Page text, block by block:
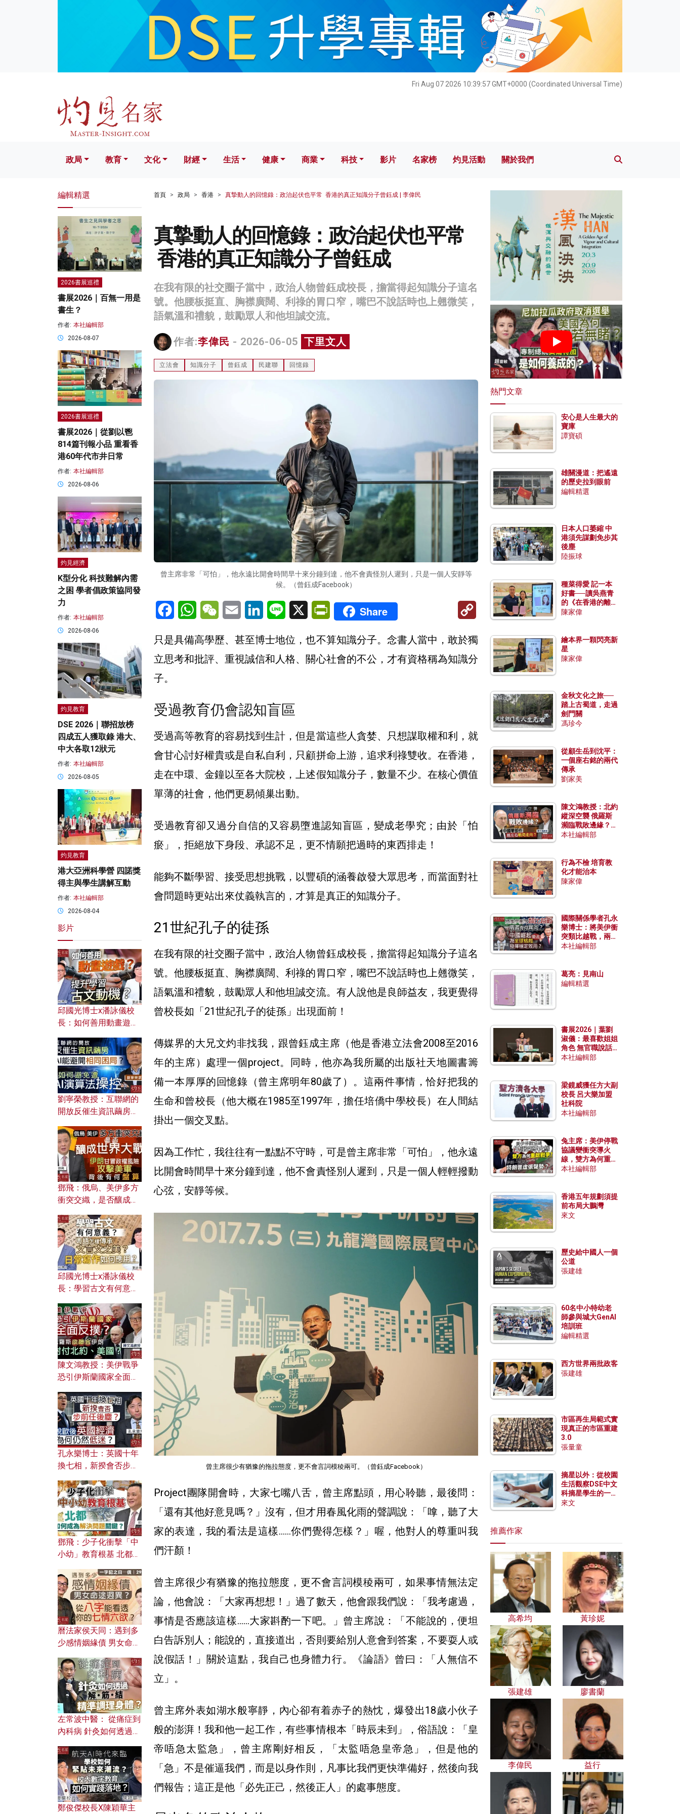
Fri Aug 07 2026 10:39:58 GMT+0000 (Coordinated Universal Time)
文化 財經 生活 健康 科技 影片 名家榜 灼見活動 關於我們
政局 教育 文化 財經 生活 健康 商業 科技 影片 名家榜 灼見活動 關於我們
首頁 政局 香港 真摯動人的回憶錄：政治起伏也平常 香港的真正知識分子曾鈺成 | 李偉民
真摯動人的回憶錄：政治起伏也平常
香港的真正知識分子曾鈺成
在我有限的社交圈子當中，政治人物曾鈺成校長，擔當得起知識分子這名
號。他腰板挺直、胸襟廣闊、利祿的胃口窄，嘴巴不說話時也上翹微笑，
語氣溫和禮貌，鼓勵眾人和他坦誠交流。
作者:李偉民 - 2026-06-05 下里文人
立法會 知識分子 曾鈺成 民建聯 回憶錄
曾主席非常「可怕」，他永遠比開會時間早十來分鐘到達，他不會責怪別人遲到，只是一個人安靜等
候。（曾鈺成Facebook）
FacebookWhatsAppWeChatEmail LinkedInLine X PrintFriendly
Share
Copy
只是具備高學歷、甚至博士地位，也不算知識分子。念書人當中，敢於獨
立思考和批評、重視誠信和人格、關心社會的不公，才有資格稱為知識分
子。
受過教育仍會認知盲區
受過高等教育的容易找到生計，但是當這些人貪婪、只想謀取權和利，就
會甘心討好權貴或是自私自利，只顧拼命上游，追求利祿雙收。在香港，
走在中環、金鐘以至各大院校，上述假知識分子，數量不少。在核心價值
單薄的社會，他們更易傾巢出動。
受過教育卻又過分自信的又容易墮進認知盲區，變成老學究；由於「怕
瘀」，拒絕放下身段、承認不足，更不情願把過時的東西排走！
能夠不斷學習、接受思想挑戰，以豐碩的涵養啟發大眾思考，而當面對社
會問題時更站出來仗義執言的，才算是真正的知識分子。
21世紀孔子的徒孫
在我有限的社交圈子當中，政治人物曾鈺成校長，擔當得起知識分子這名
號。他腰板挺直、胸襟廣闊、利祿的胃口窄，嘴巴不說話時也上翹微笑，
語氣溫和禮貌，鼓勵眾人和他坦誠交流。有人說他是良師益友，我更覺得
曾校長如「21世紀孔子的徒孫」出現面前！
傳媒界的大兄文灼非找我，跟曾鈺成主席（他是香港立法會2008至2016
年的主席）處理一個project。同時，他亦為我所屬的出版社天地圖書籌
備一本厚厚的回憶錄（曾主席明年80歲了）。這兩件事情，恰好把我的
生命和曾校長（他大概在1985至1997年，擔任培僑中學校長）在人間結
掛出一個交叉點。
因為工作忙，我往往有一點點不守時，可是曾主席非常「可怕」，他永遠
比開會時間早十來分鐘到達，他不會責怪別人遲到，只是一個人輕輕撥動
心弦，安靜等候。
曾主席很少有猶豫的拖拉態度，更不會言詞模稜兩可。（曾鈺成Facebook）
Project團隊開會時，大家七嘴八舌，曾主席點頭，用心聆聽，最後問：
「還有其他好意見嗎？」沒有，但才用春風化雨的聲調說：「嗱，聽了大
家的表達，我的看法是這樣……你們覺得怎樣？」 喔 ，他對人的尊重叫我
們汗顏！
曾主席很少有猶豫的拖拉態度，更不會言詞模稜兩可，如果事情無法定
論，他會說：「大家再想想！」過了數天，他會跟我們說：「我考慮過，
事情是否應該這樣……大家斟酌一下吧。」曾主席說：「不能說的，便坦
白告訴別人；能說的，直接道出，否則要給別人意會到答案，不要耍人或
說假話！」關於這點，我自己也身體力行。《論語》曾曰：「人無信不
立」。
曾主席外表如湖水般寧靜，內心卻有着赤子的熱忱，爆發出18歲小伙子
般的澎湃！我和他一起工作，有些事情根本「時辰未到」，俗語說：「皇
帝唔急太監急」，曾主席剛好相反，「太監唔急皇帝急」，但是他的
「急」不是催逼我們，而是以身作則，凡事比我們更快準備好，然後向我
們報告；這正是他「必先正己，然後正人」的處事態度。
編輯精選
2026書展巡禮
書展2026｜百無一用是
書生？
作者: 本社編輯部
2026-08-07
2026書展巡禮
書展2026｜從劉以鬯
814篇刊報小品 重看香
港60年代市井日常
作者: 本社編輯部
2026-08-06
灼見經濟
K型分化 科技難解內需
之困 學者倡政策協同發
力
作者: 本社編輯部
2026-08-06
灼見教育
DSE 2026｜聯招放榜
四成五人獲取錄 港大、
中大各取12狀元
作者: 本社編輯部
2026-08-05
灼見教育
港大亞洲科學營 四諾獎
得主與學生講解互動
作者: 本社編輯部
2026-08-04
影片
邱國光博士x潘詠儀校
長：如何善用動畫遊戲
劉寧榮教授：互聯網的
開放反催生資訊繭房，
何避免遭AI演算法操
控？
鄧飛：俄烏、美伊多方
衝突交織，是否釀成世
風險攻擊美軍，背後有
何盤算？
邱國光博士x潘詠儀校
長：學習古文有何意
文之美？ 日常寫作如何
應用？
陳文鴻教授：美伊戰爭
恐引伊斯蘭國家全面反
對付北約美國？
孔永樂博士：英國十年
換七相，新揆會否步前
濟為何仍然低迷？
鄧飛：少子化衝擊「中
小幼」教育根基 北都如
曆法家侯天同：遇到多
少感情姻緣債 男女命途
的七情六欲？
左常波中醫： 從痛症到
內科病 針灸如何透過解
鄭俊傑校長X陳穎華主
熱門文章
安心是人生最大的
寶庫
譚寶碩
雄關漫道：把遙遠
的歷史拉到眼前
編輯精選
日本人口萎縮 中
港須先謀劃免步其
後塵
陸振球
種菜得愛 記一本
好書──讀吳燕青
的《在香港的離島
種菜》
陳家偉
繪本界一顆閃亮新
星
陳家偉
金秋文化之旅──
踏上古蜀道，走過
劍門關
馮珍今
從顧生岳到沈平：
一個座右銘的兩代
傳承
劉家美
陳文鴻教授：北約
縱深空襲 俄羅斯
瀕臨戰敗邊緣？中
國零部件能左右戰
本社編輯部
行為不檢 培育教
化才能治本
陳家偉
國際關係學者孔永
樂博士：將美伊衝
突類比越戰，兩者
有何異同？中國崛
本社編輯部
葛亮：見南山
編輯精選
書展2026｜葉劉
淑儀：最喜歡姐姐
角色 無官職說話
包袱少
本社編輯部
梁鏡威獲任方大副
校長 呂大樂加盟
社科院
本社編輯部
兔主席：美伊停戰
協議變衝突導火
線，雙方為何重啟
戰爭？伊朗一早洞
本社編輯部
香港五年規劃須提
前布局大鵬灣
來文
歷史給中國人一個
公道
張建雄
60名中小特幼老
師參與城大GenAI
培訓班
編輯精選
西方世界兩批政客
張建雄
市區再生局範式實
現真正的市區重建
3.0
張量童
摘星以外：從校園
生活觀察DSE中文
科摘星學生的一點
特質
來文
推薦作家
高希均 黃珍妮
張建雄 廖書蘭
李偉民 益行